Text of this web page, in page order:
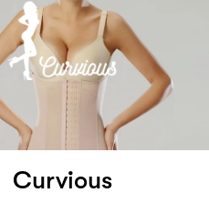
Curvious